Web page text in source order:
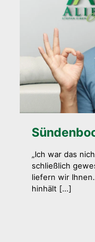
„Ich war das
schließlich
liefern wir
hinhält […]